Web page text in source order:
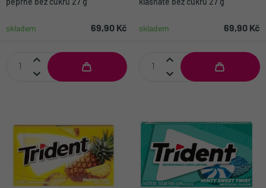
peprné bez cukru 27 g
skladem 69,90 Kč
klasnaté bez cukru 27 g
skladem 69,90 Kč